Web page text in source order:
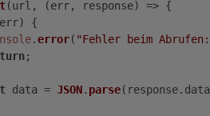
(url, (err, response) => {
{
.error( "Fehler beim
;
data = JSON. parse(response. data